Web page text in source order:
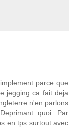
parce que
jegging ca fait deja
n'en parlons
quoi. Par
en tps surtout avec